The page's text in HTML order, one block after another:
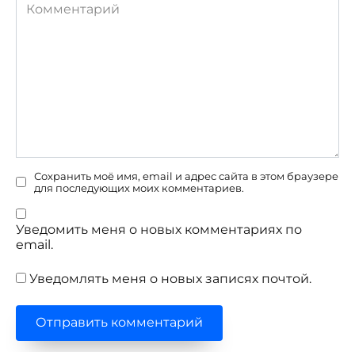
Сохранить моё имя, email и адрес сайта в этом браузере
для последующих моих комментариев.
Уведомить меня о новых комментариях по
email.
Уведомлять меня о новых записях почтой.